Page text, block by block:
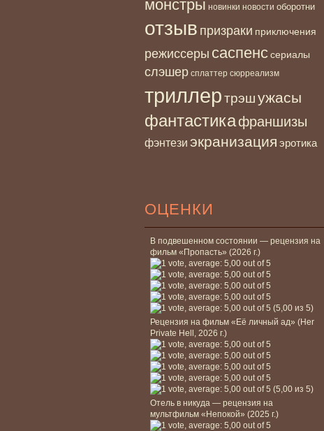
монстры новинки новости оборотни
отзыв призраки приключения
режиссеры саспенссериалы
слэшер сплаттер сюрреализм
триллертрэшужасы
фантастикафраншизы
фэнтези экранизация эротика
ОЦЕНКИ
В подвешенном состоянии — рецензия на
фильм «Пропасть» (2026 г.)
(5,00 из 5)
Рецензия на фильм «Её личный ад» (Her
Private Hell, 2026 г.)
(5,00 из 5)
Отель в никуда — рецензия на
мультфильм «Непокой» (2025 г.)